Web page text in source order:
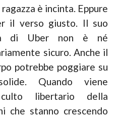
è incinta. Eppure
il verso giusto. Il suo
di Uber non è né
sicuro. Anche il
potrebbe poggiare su
Quando viene
libertario della
che stanno crescendo